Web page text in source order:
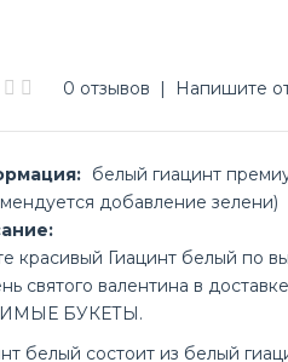
0 отзывов | Напишите
белый гиацинт
добавление зелени)
красивый Гиацинт белый по
святого валентина в
БУКЕТЫ.
белый состоит из белый